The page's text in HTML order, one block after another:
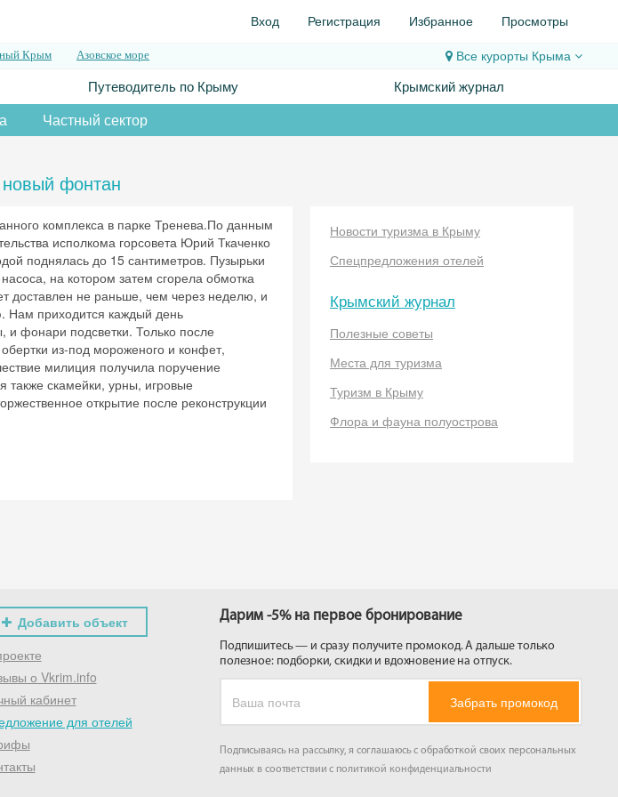
Вход Регистрация Избранное Просмотры
Крым Азовское море Все курорты Крыма
Путеводитель по Крыму Крымский журнал
Частный сектор
фонтан
комплекса в парке Тренева.По данным
исполкома горсовета Юрий Ткаченко
поднялась до 15 сантиметров. Пузырьки
на котором затем сгорела обмотка
доставлен не раньше, чем через неделю, и
Нам приходится каждый день
и фонари подсветки. Только после
из-под мороженого и конфет,
милиция получила поручение
также скамейки, урны, игровые
открытие после реконструкции
Новости туризма в Крыму
Спецпредложения отелей
Крымский журнал
Полезные советы
Места для туризма
Туризм в Крыму
Флора и фауна полуострова
Добавить объект
о Vkrim.info
кабинет
для отелей
Дарим -5% на первое бронирование
Подпишитесь — и сразу получите промокод. А дальше только
полезное: подборки, скидки и вдохновение на отпуск.
Забрать промокод
Подписываясь на рассылку, я соглашаюсь с обработкой своих персональных
данных в соответствии с политикой конфиденциальности
−5%